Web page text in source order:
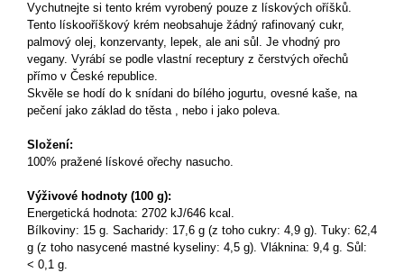
Vychutnejte si tento krém vyrobený pouze z lískových oříšků.
Tento lískooříškový krém neobsahuje žádný rafinovaný cukr,
palmový olej, konzervanty, lepek, ale ani sůl. Je vhodný pro
vegany. Vyrábí se podle vlastní receptury z čerstvých ořechů
přímo v České republice.
Skvěle se hodí do k snídani do bílého jogurtu, ovesné kaše, na
pečení jako základ do těsta , nebo i jako poleva.
Složení:
100% pražené lískové ořechy nasucho.
Výživové hodnoty (100 g):
Energetická hodnota: 2702 kJ/646 kcal.
Bílkoviny: 15 g. Sacharidy: 17,6 g (z toho cukry: 4,9 g). Tuky: 62,4
g (z toho nasycené mastné kyseliny: 4,5 g). Vláknina: 9,4 g. Sůl:
< 0,1 g.